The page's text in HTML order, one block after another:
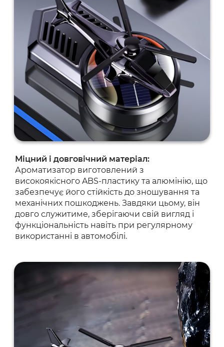
Міцний і довговічний матеріал:
Ароматизатор виготовлений з
високоякісного ABS-пластику та алюмінію, що
забезпечує його стійкість до зношування та
механічних пошкоджень. Завдяки цьому, він
довго служитиме, зберігаючи свій вигляд і
функціональність навіть при регулярному
використанні в автомобілі.